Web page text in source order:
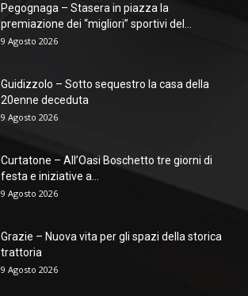
Pegognaga – Stasera in piazza la
premiazione dei “migliori” sportivi del...
9 Agosto 2026
Guidizzolo – Sotto sequestro la casa della
20enne deceduta
9 Agosto 2026
Curtatone – All’Oasi Boschetto tre giorni di
festa e iniziative a...
9 Agosto 2026
Grazie – Nuova vita per gli spazi della storica
trattoria
9 Agosto 2026